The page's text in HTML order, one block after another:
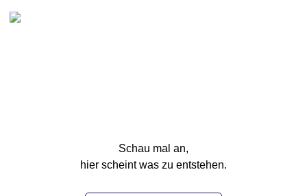
Schau mal an,
hier scheint was zu entstehen.